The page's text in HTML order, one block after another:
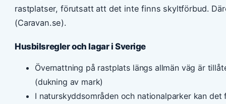
rastplatser, förutsatt att det inte finns skyltförbud.
(Caravan.se).
Husbilsregler och lagar i Sverige
Övernattning på rastplats längs allmän väg är
(dukning av mark)
I naturskyddsområden och nationalparker kan